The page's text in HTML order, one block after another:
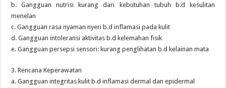
b. Gangguan nutrisi kurang dari kebutuhan tubuh b.d kesulitan
menelan
c. Gangguan rasa nyaman nyeri b.d inflamasi pada kulit
d. Gangguan intoleransi aktivitas b.d kelemahan fisik
e. Gangguan persepsi sensori: kurang penglihatan b.d kelainan mata
3. Rencana Keperawatan
a. Gangguan integritas kulit b.d inflamasi dermal dan epidermal